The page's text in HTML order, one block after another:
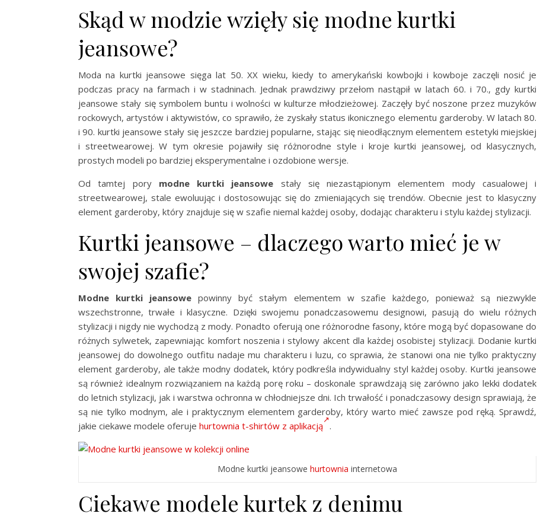
Skąd w modzie wzięły się modne kurtki
jeansowe?
Moda na kurtki jeansowe sięga lat 50. XX wieku, kiedy to amerykański kowbojki i kowboje zaczęli nosić je
podczas pracy na farmach i w stadninach. Jednak prawdziwy przełom nastąpił w latach 60. i 70., gdy kurtki
jeansowe stały się symbolem buntu i wolności w kulturze młodzieżowej. Zaczęły być noszone przez muzyków
rockowych, artystów i aktywistów, co sprawiło, że zyskały status ikonicznego elementu garderoby. W latach 80.
i 90. kurtki jeansowe stały się jeszcze bardziej popularne, stając się nieodłącznym elementem estetyki miejskiej
i streetwearowej. W tym okresie pojawiły się różnorodne style i kroje kurtki jeansowej, od klasycznych,
prostych modeli po bardziej eksperymentalne i ozdobione wersje.
Od tamtej pory modne kurtki jeansowe stały się niezastąpionym elementem mody casualowej i
streetwearowej, stale ewoluując i dostosowując się do zmieniających się trendów. Obecnie jest to klasyczny
element garderoby, który znajduje się w szafie niemal każdej osoby, dodając charakteru i stylu każdej stylizacji.
Kurtki jeansowe – dlaczego warto mieć je w
swojej szafie?
Modne kurtki jeansowe powinny być stałym elementem w szafie każdego, ponieważ są niezwykle
wszechstronne, trwałe i klasyczne. Dzięki swojemu ponadczasowemu designowi, pasują do wielu różnych
stylizacji i nigdy nie wychodzą z mody. Ponadto oferują one różnorodne fasony, które mogą być dopasowane do
różnych sylwetek, zapewniając komfort noszenia i stylowy akcent dla każdej osobistej stylizacji. Dodanie kurtki
jeansowej do dowolnego outfitu nadaje mu charakteru i luzu, co sprawia, że stanowi ona nie tylko praktyczny
element garderoby, ale także modny dodatek, który podkreśla indywidualny styl każdej osoby. Kurtki jeansowe
są również idealnym rozwiązaniem na każdą porę roku – doskonale sprawdzają się zarówno jako lekki dodatek
do letnich stylizacji, jak i warstwa ochronna w chłodniejsze dni. Ich trwałość i ponadczasowy design sprawiają, że
są nie tylko modnym, ale i praktycznym elementem garderoby, który warto mieć zawsze pod ręką. Sprawdź,
jakie ciekawe modele oferuje hurtownia t-shirtów z aplikacją .
Modne kurtki jeansowe hurtownia internetowa
Ciekawe modele kurtek z denimu